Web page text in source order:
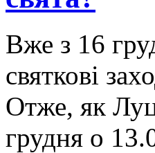
Вже з 16
святкові
Отже, як
грудня о